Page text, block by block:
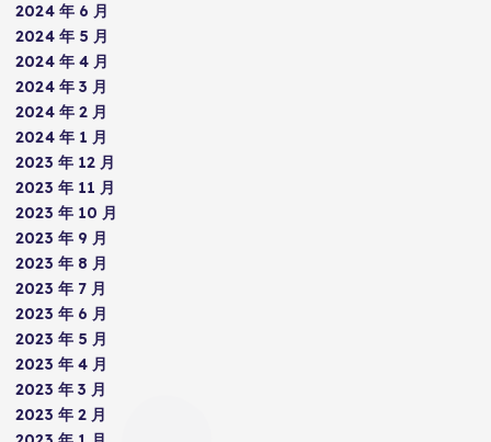
2024 年 6 月
2024 年 5 月
2024 年 4 月
2024 年 3 月
2024 年 2 月
2024 年 1 月
2023 年 12 月
2023 年 11 月
2023 年 10 月
2023 年 9 月
2023 年 8 月
2023 年 7 月
2023 年 6 月
2023 年 5 月
2023 年 4 月
2023 年 3 月
2023 年 2 月